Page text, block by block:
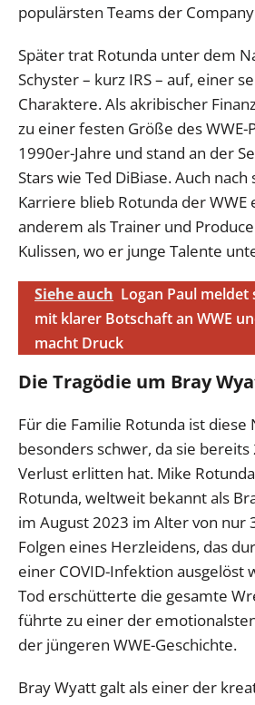
populärsten Teams der
Später trat Rotunda unter dem
Schyster – kurz IRS – auf, einer
Charaktere. Als akribischer
zu einer festen Größe des
1990er-Jahre und stand an der
Stars wie Ted DiBiase. Auch
Karriere blieb Rotunda der
anderem als Trainer und
Kulissen, wo er junge Talente
Siehe auch Logan Paul meldet
mit klarer Botschaft an WWE
macht Druck
Die Tragödie um Bray
Für die Familie Rotunda ist diese
besonders schwer, da sie
Verlust erlitten hat. Mike
Rotunda, weltweit bekannt als
im August 2023 im Alter von nur
Folgen eines Herzleidens, das
einer COVID-Infektion ausgelöst
Tod erschütterte die gesamte
führte zu einer der
der jüngeren WWE-Geschichte.
Bray Wyatt galt als einer der